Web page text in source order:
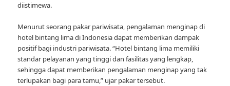
diistimewa.
Menurut seorang pakar pariwisata, pengalaman menginap di
hotel bintang lima di Indonesia dapat memberikan dampak
positif bagi industri pariwisata. “Hotel bintang lima memiliki
standar pelayanan yang tinggi dan fasilitas yang lengkap,
sehingga dapat memberikan pengalaman menginap yang tak
terlupakan bagi para tamu,” ujar pakar tersebut.